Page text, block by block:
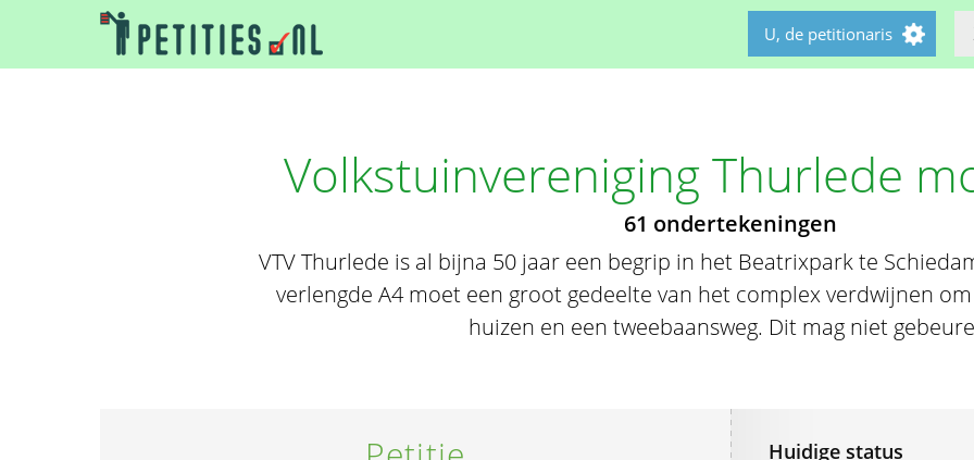
U, de petitionaris
Volkstuinvereniging Thurlede
61 ondertekeningen
VTV Thurlede is al bijna 50 jaar een begrip in het Beatrixpark te
verlengde A4 moet een groot gedeelte van het complex verdwijnen
huizen en een tweebaansweg. Dit mag niet
Huidige status